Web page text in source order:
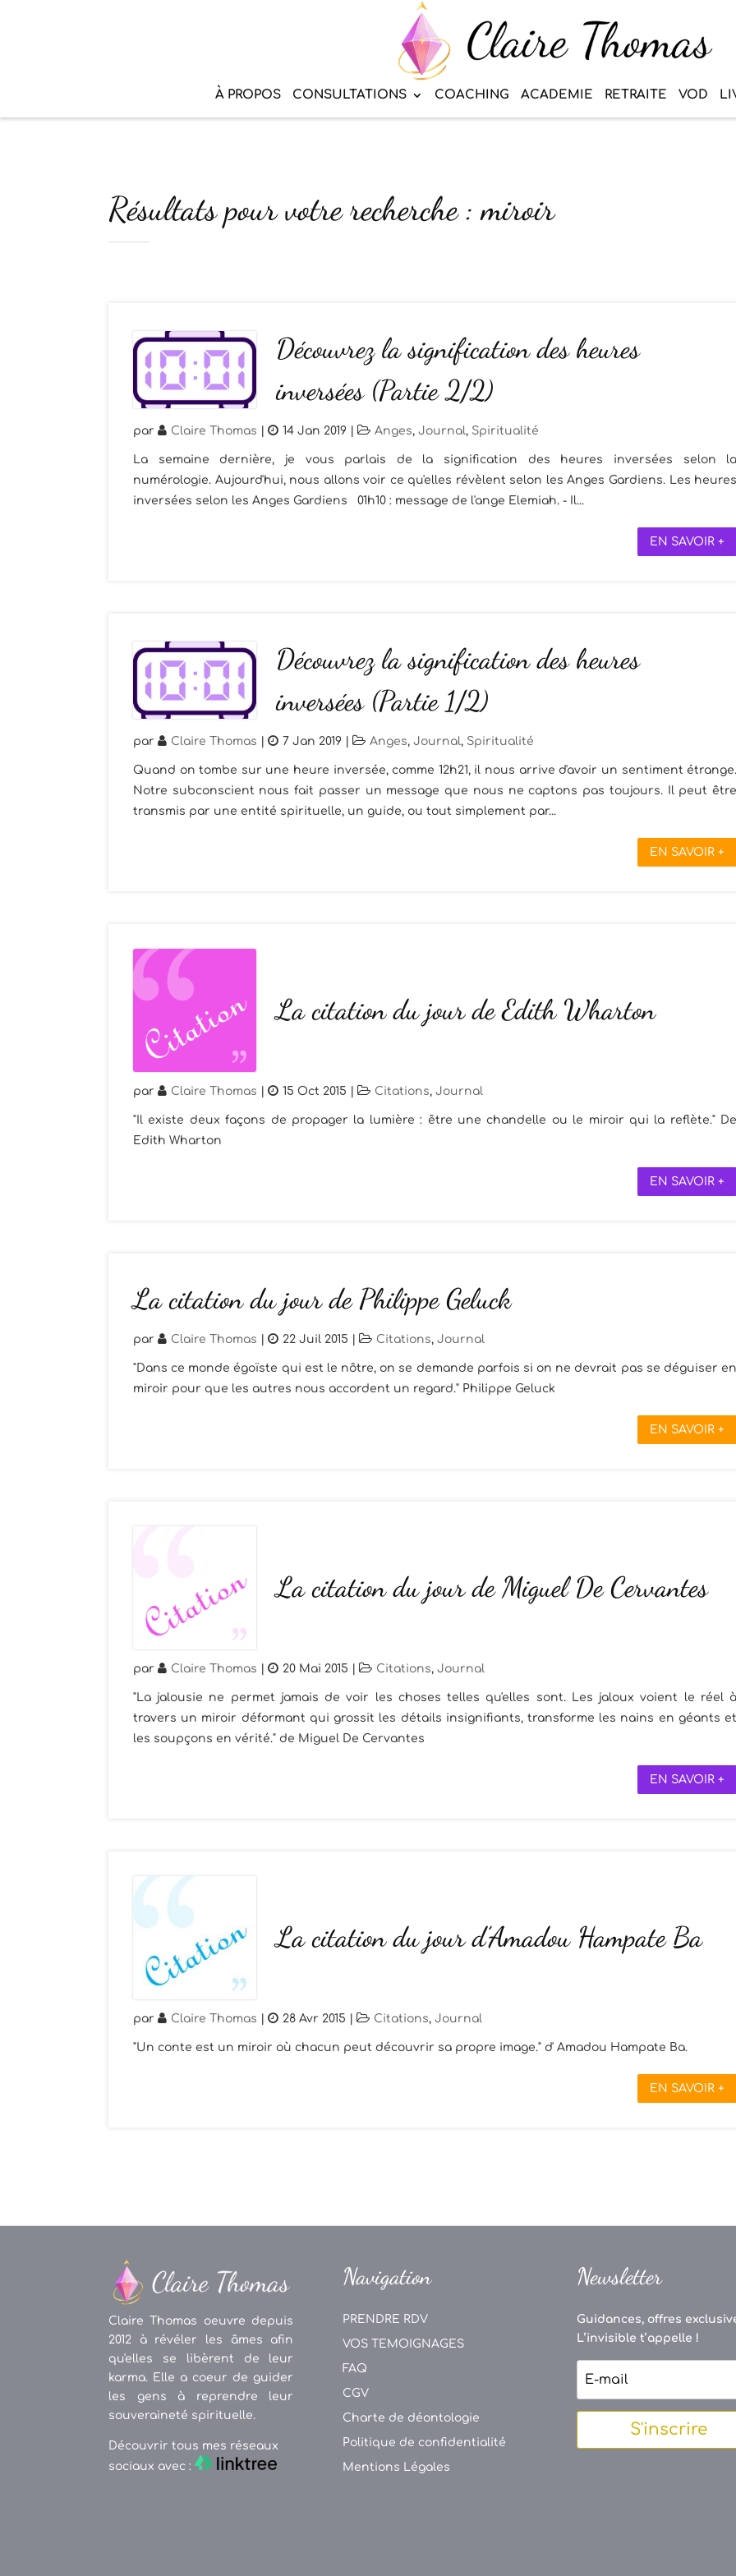
À PROPOS CONSULTATIONS COACHING ACADEMIE RETRAITE VOD
Résultats pour votre recherche : miroir
Découvrez la signification des heures
inversées (Partie 2/2)
par Claire Thomas | 14 Jan 2019 | Anges, Journal, Spiritualité
La semaine dernière, je vous parlais de la signification des heures inversées selon
numérologie. Aujourd'hui, nous allons voir ce qu'elles révèlent selon les Anges Gardiens. Les
inversées selon les Anges Gardiens 01h10 : message de l'ange Elemiah. - Il...
EN SAVOIR +
Découvrez la signification des heures
inversées (Partie 1/2)
par Claire Thomas | 7 Jan 2019 | Anges, Journal, Spiritualité
Quand on tombe sur une heure inversée, comme 12h21, il nous arrive d'avoir un sentiment
Notre subconscient nous fait passer un message que nous ne captons pas toujours. Il peut
transmis par une entité spirituelle, un guide, ou tout simplement par...
EN SAVOIR +
La citation du jour de Edith Wharton
par Claire Thomas | 15 Oct 2015 | Citations, Journal
"Il existe deux façons de propager la lumière : être une chandelle ou le miroir qui la reflète."
Edith Wharton
EN SAVOIR +
La citation du jour de Philippe Geluck
par Claire Thomas | 22 Juil 2015 | Citations, Journal
"Dans ce monde égoïste qui est le nôtre, on se demande parfois si on ne devrait pas se déguiser
miroir pour que les autres nous accordent un regard." Philippe Geluck
EN SAVOIR +
La citation du jour de Miguel De Cervantes
par Claire Thomas | 20 Mai 2015 | Citations, Journal
"La jalousie ne permet jamais de voir les choses telles qu'elles sont. Les jaloux voient le réel
travers un miroir déformant qui grossit les détails insignifiants, transforme les nains en géants
les soupçons en vérité." de Miguel De Cervantes
EN SAVOIR +
La citation du jour d’Amadou Hampate Ba
par Claire Thomas | 28 Avr 2015 | Citations, Journal
"Un conte est un miroir où chacun peut découvrir sa propre image." d' Amadou Hampate Ba.
EN SAVOIR +
Claire Thomas oeuvre depuis
2012 à révéler les âmes afin
qu'elles se libèrent de leur
karma. Elle a coeur de guider
les gens à reprendre leur
souveraineté spirituelle.
Découvrir tous mes réseaux
sociaux avec :
Navigation
PRENDRE RDV
VOS TEMOIGNAGES
FAQ
CGV
Charte de déontologie
Politique de confidentialité
Mentions Légales
Newsletter
Guidances, offres
L’invisible t’appelle !
S'inscrire